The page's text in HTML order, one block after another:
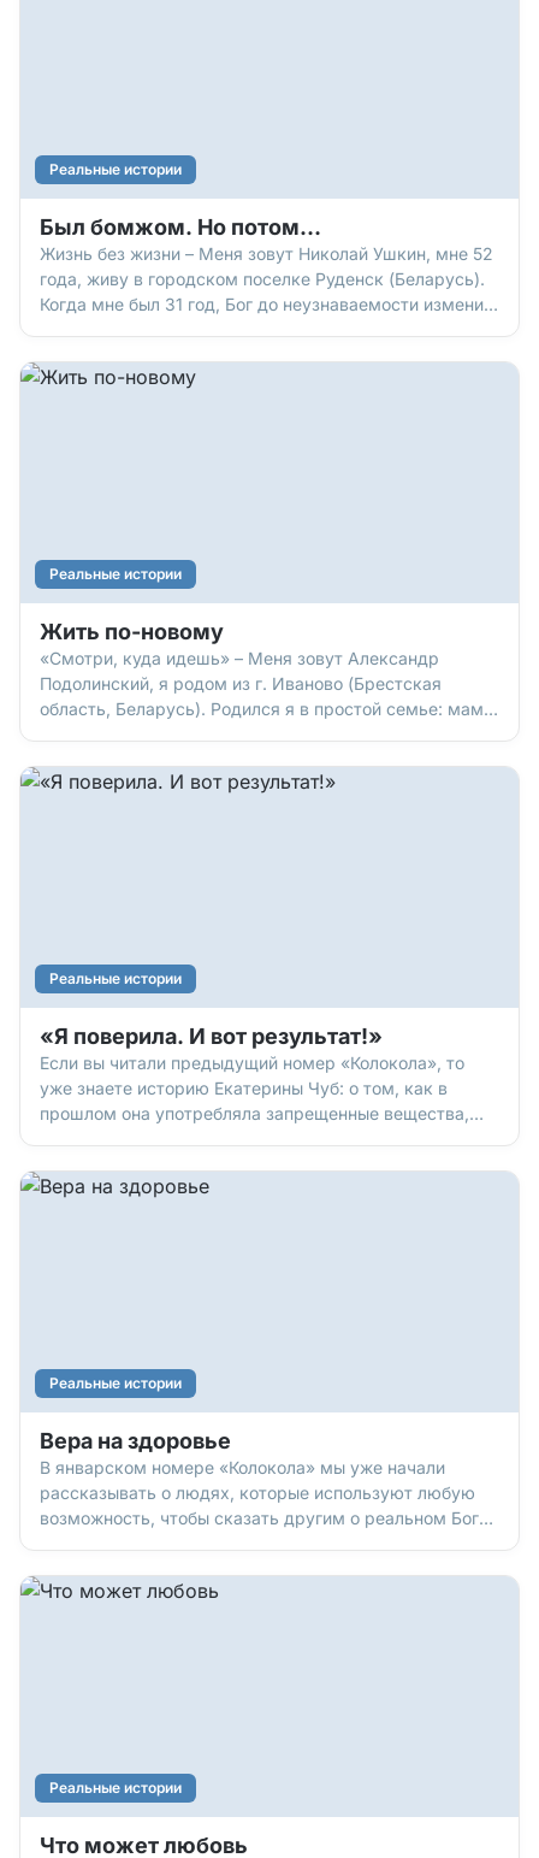
Реальные истории
Был бомжом. Но потом…
Жизнь без жизни – Меня зовут Николай Ушкин, мне 52
года, живу в городском поселке Руденск (Беларусь).
Когда мне был 31 год, Бог до неузнаваемости изменил
работу, а мы смотрели друг за другом и проводи
Реальные истории
Жить по-новому
«Смотри, куда идешь» – Меня зовут Александр
Подолинский, я родом из г. Иваново (Брестская
область, Беларусь). Родился я в простой семье: мама,
Реальные истории
«Я поверила. И вот результат!»
Если вы читали предыдущий номер «Колокола», то
уже знаете историю Екатерины Чуб: о том, как в
прошлом она употребляла запрещенные вещества,
освободил от зависимости. Екатерина начала новую
Реальные истории
Вера на здоровье
В январском номере «Колокола» мы уже начали
рассказывать о людях, которые используют любую
возможность, чтобы cказать другим о реальном Боге,
Петровна ТОЛСТИК – практически ветеран труда, 20
Реальные истории
Что может любовь